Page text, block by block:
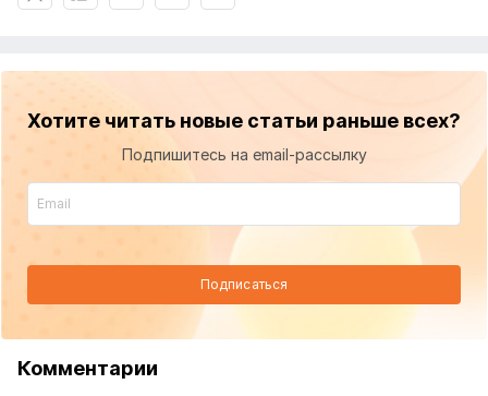
Хотите читать новые статьи раньше всех?
Подпишитесь на email-рассылку
Подписаться
Комментарии